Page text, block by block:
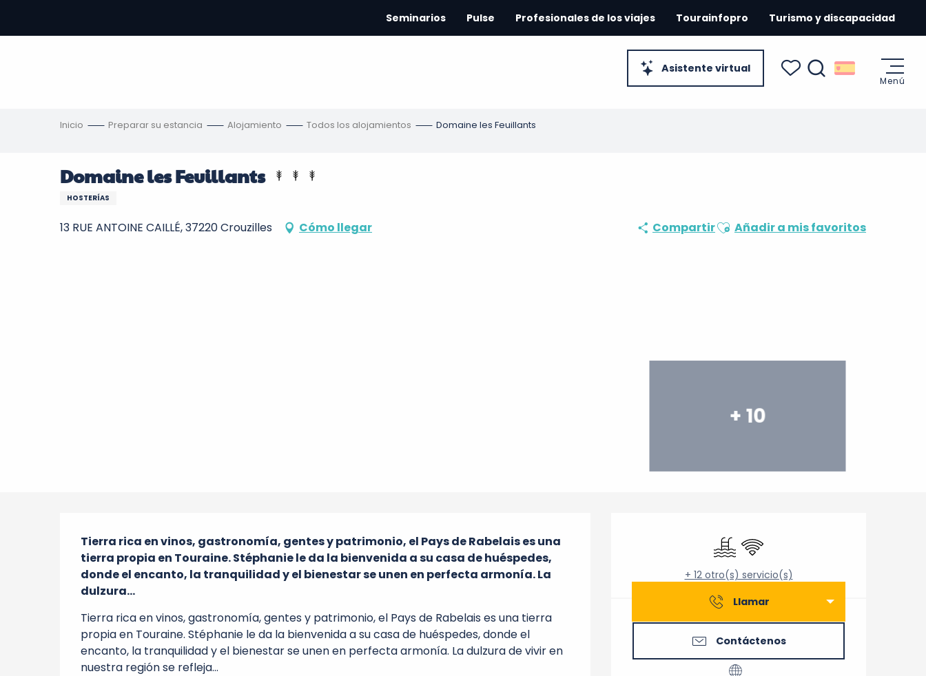
contenu
Asistente virtual
Seminarios Pulse Profesionales de los viajes Tourainfopro Turismo y discapacidad
Menú
Inicio Preparar su estancia Alojamiento Todos los alojamientos Domaine les Feuillants
Domaine les Feuillants
HOSTERÍAS
13 RUE ANTOINE CAILLÉ, 37220 Crouzilles Cómo llegar CompartirAjouter aux favoris
Añadir a mis favoritos
+ 10
Horarios y datos de
PiscinaWifi
+ 12 otro(s) servicio(s)
Llamar
Contáctenos
Descripción
Tierra rica en vinos, gastronomía, gentes y patrimonio, el Pays de Rabelais es una
tierra propia en Touraine. Stéphanie le da la bienvenida a su casa de huéspedes,
donde el encanto, la tranquilidad y el bienestar se unen en perfecta armonía. La
dulzura...
Tierra rica en vinos, gastronomía, gentes y patrimonio, el Pays de Rabelais es una tierra
propia en Touraine. Stéphanie le da la bienvenida a su casa de huéspedes, donde el
encanto, la tranquilidad y el bienestar se unen en perfecta armonía. La dulzura de vivir en
nuestra región se refleja...